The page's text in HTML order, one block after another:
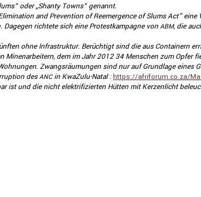
oder „Shanty Towns“ genannt.
and Preven­tion of Reemer­gence of Slums Act”
richtete sich eine Protest­kam­pagne von ABM, die
ohne Infra­struktur. Berüch­tigt sind die aus Contai­nern
Minen­ar­bei­tern, dem im Jahr 2012 34 Menschen zum Opfer
Zwangs­räu­mungen sind nur auf Grund­lage eines
desANCin KwaZulu-Natal :https://​afriforum​.co​.za/​
ist und die nicht elektri­fi­zierten Hütten mit Kerzen­licht